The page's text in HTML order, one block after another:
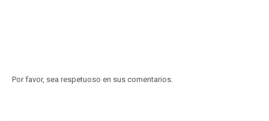
Por favor, sea respetuoso en sus comentarios.